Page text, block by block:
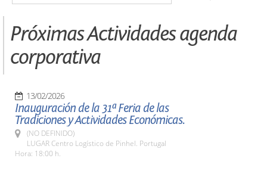
Próximas Actividades agenda
corporativa
13/02/2026
Inauguración de la 31ª Feria de las
Tradiciones y Actividades Económicas.
(NO DEFINIDO)
LUGAR Centro Logístico de Pinhel. Portugal
Hora: 18:00 h.